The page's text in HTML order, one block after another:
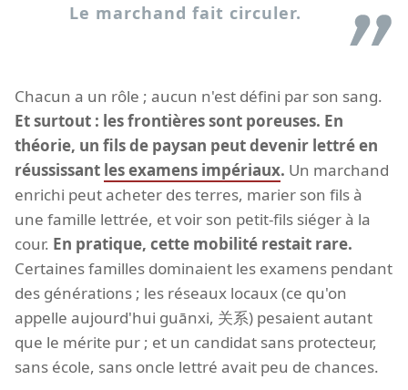
Le marchand fait circuler.
Chacun a un rôle ; aucun n'est défini par son sang.
Et surtout : les frontières sont poreuses. En
théorie, un fils de paysan peut devenir lettré en
réussissant les examens impériaux. Un marchand
enrichi peut acheter des terres, marier son fils à
une famille lettrée, et voir son petit-fils siéger à la
cour. En pratique, cette mobilité restait rare.
Certaines familles dominaient les examens pendant
des générations ; les réseaux locaux (ce qu'on
appelle aujourd'hui guānxi, 关系) pesaient autant
que le mérite pur ; et un candidat sans protecteur,
sans école, sans oncle lettré avait peu de chances.